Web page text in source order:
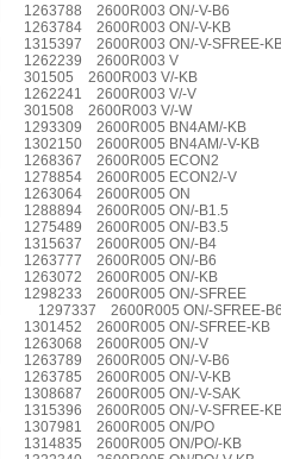
1263788 2600R003 ON/-V-B6
1263784 2600R003 ON/-V-KB
1315397 2600R003 ON/-V-SFREE-
1262239 2600R003 V
301505 2600R003 V/-KB
1262241 2600R003 V/-V
301508 2600R003 V/-W
1293309 2600R005 BN4AM/-KB
1302150 2600R005 BN4AM/-V-KB
1268367 2600R005 ECON2
1278854 2600R005 ECON2/-V
1263064 2600R005 ON
1288894 2600R005 ON/-B1.5
1275489 2600R005 ON/-B3.5
1315637 2600R005 ON/-B4
1263777 2600R005 ON/-B6
1263072 2600R005 ON/-KB
1298233 2600R005 ON/-SFREE
1297337 2600R005 ON/-SFREE-
1301452 2600R005 ON/-SFREE-KB
1263068 2600R005 ON/-V
1263789 2600R005 ON/-V-B6
1263785 2600R005 ON/-V-KB
1308687 2600R005 ON/-V-SAK
1315396 2600R005 ON/-V-SFREE-
1307981 2600R005 ON/PO
1314835 2600R005 ON/PO/-KB